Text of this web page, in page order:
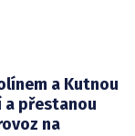
a Kutnou
a přestanou
na